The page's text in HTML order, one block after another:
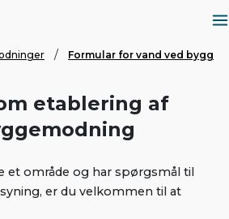
Formular for vand ved bygg
etablering af
et område og har spørgsmål til
er du velkommen til at